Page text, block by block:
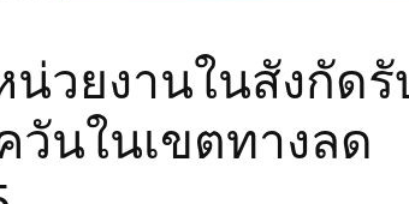
วยงานในสังกัดรั
นในเขตทางลด